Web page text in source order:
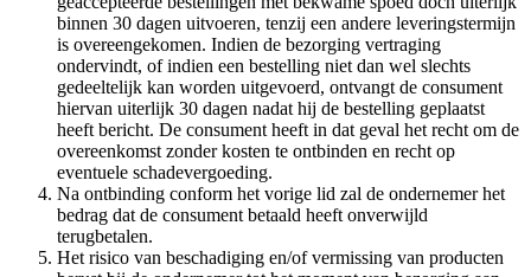
binnen 30 dagen uitvoeren, tenzij een andere leveringstermijn
is overeengekomen. Indien de bezorging vertraging
ondervindt, of indien een bestelling niet dan wel slechts
gedeeltelijk kan worden uitgevoerd, ontvangt de consument
hiervan uiterlijk 30 dagen nadat hij de bestelling geplaatst
heeft bericht. De consument heeft in dat geval het recht om de
overeenkomst zonder kosten te ontbinden en recht op
eventuele schadevergoeding.
Na ontbinding conform het vorige lid zal de ondernemer het
bedrag dat de consument betaald heeft onverwijld
terugbetalen.
Het risico van beschadiging en/of vermissing van producten